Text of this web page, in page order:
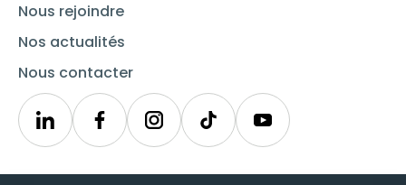
Nous rejoindre
Nos actualités
Nous contacter
LinkedinSynergieInstagramTikTok Youtube